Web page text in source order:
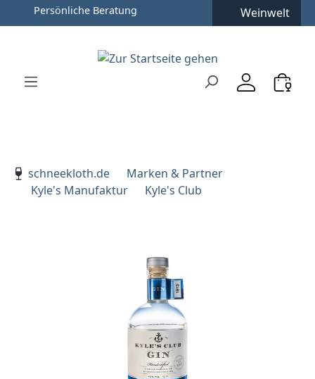
Zum Hauptinhalt springen
Zur Hauptnavigation springen
Persönliche Beratung Weinwelt
schneekloth.de
Marken & Partner
Kyle's Manufaktur
Kyle's Club
Bildergalerie überspringen